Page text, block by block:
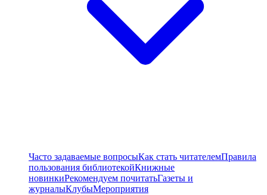
Часто задаваемые вопросыКак стать читателемПравила
пользования библиотекойКнижные
новинкиРекомендуем почитатьГазеты и
журналыКлубыМероприятия